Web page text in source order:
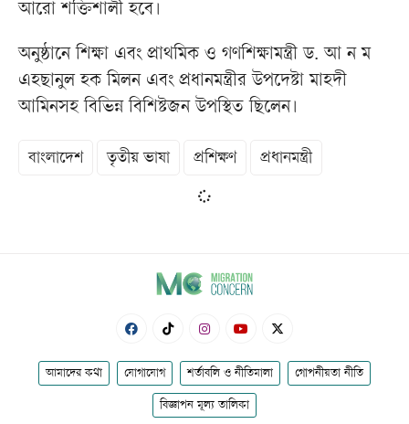
আরো শক্তিশালী হবে।
অনুষ্ঠানে শিক্ষা এবং প্রাথমিক ও গণশিক্ষামন্ত্রী ড. আ ন ম
এহছানুল হক মিলন এবং প্রধানমন্ত্রীর উপদেষ্টা মাহদী
আমিনসহ বিভিন্ন বিশিষ্টজন উপস্থিত ছিলেন।
বাংলাদেশ তৃতীয় ভাষা প্রশিক্ষণ প্রধানমন্ত্রী
আমাদের কথা যোগাযোগ শর্তাবলি ও নীতিমালা গোপনীয়তা নীতি
বিজ্ঞাপন মূল্য তালিকা